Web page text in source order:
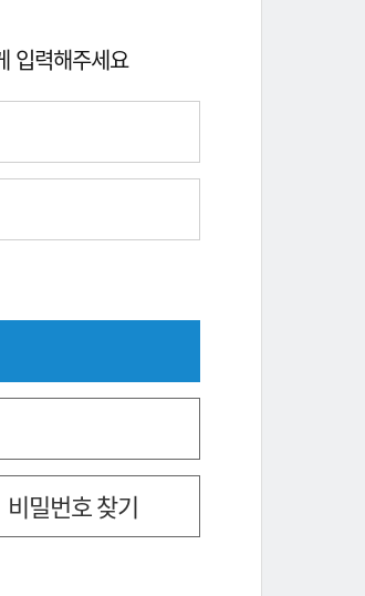
입력해주세요
비밀번호 찾기